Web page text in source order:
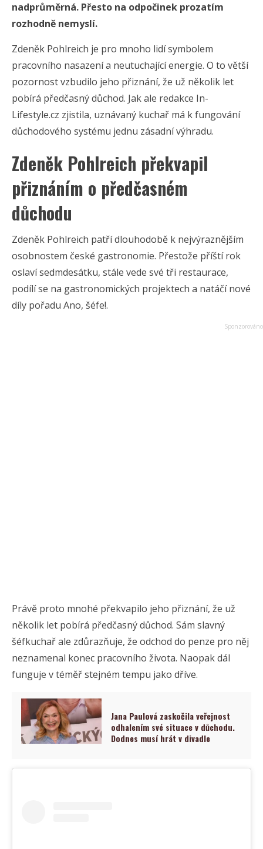
nadprůměrná. Přesto na odpočinek prozatím
rozhodně nemyslí.
Zdeněk Pohlreich je pro mnoho lidí symbolem
pracovního nasazení a neutuchající energie. O to větší
pozornost vzbudilo jeho přiznání, že už několik let
pobírá předčasný důchod. Jak ale redakce In-
Lifestyle.cz zjistila, uznávaný kuchař má k fungování
důchodového systému jednu zásadní výhradu.
Zdeněk Pohlreich překvapil
přiznáním o předčasném
důchodu
Zdeněk Pohlreich patří dlouhodobě k nejvýraznějším
osobnostem české gastronomie. Přestože příští rok
oslaví sedmdesátku, stále vede své tři restaurace,
podílí se na gastronomických projektech a natáčí nové
díly pořadu Ano, šéfe!.
Právě proto mnohé překvapilo jeho přiznání, že už
několik let pobírá předčasný důchod. Sám slavný
šéfkuchař ale zdůrazňuje, že odchod do penze pro něj
neznamenal konec pracovního života. Naopak dál
funguje v téměř stejném tempu jako dříve.
Jana Paulová zaskočila veřejnost
odhalením své situace v důchodu.
Dodnes musí hrát v divadle